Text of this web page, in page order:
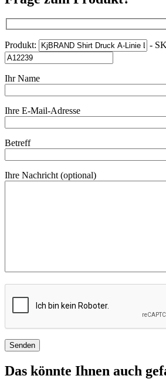
Produkt: -
Ihr Name
Ihre E-Mail-Adresse
Betreff
Ihre Nachricht (optional)
Das könnte Ihnen auch